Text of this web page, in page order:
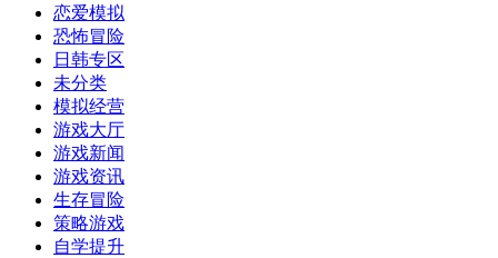
恋爱模拟
恐怖冒险
日韩专区
未分类
模拟经营
游戏大厅
游戏新闻
游戏资讯
生存冒险
策略游戏
自学提升